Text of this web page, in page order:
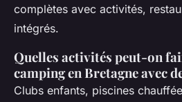
complètes avec activités,
intégrés.
Quelles activités peut-on
camping en Bretagne avec
Clubs enfants, piscines